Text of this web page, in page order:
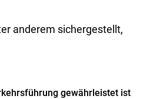
anderem sichergestellt,
gewährleistet ist